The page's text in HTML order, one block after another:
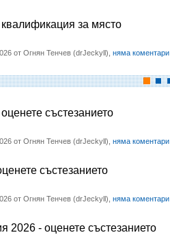
за място
от Огнян Тенчев (drJeckyll), няма коментари
състезанието
от Огнян Тенчев (drJeckyll), няма коментари
състезанието
от Огнян Тенчев (drJeckyll), няма коментари
2026 - оценете състезанието